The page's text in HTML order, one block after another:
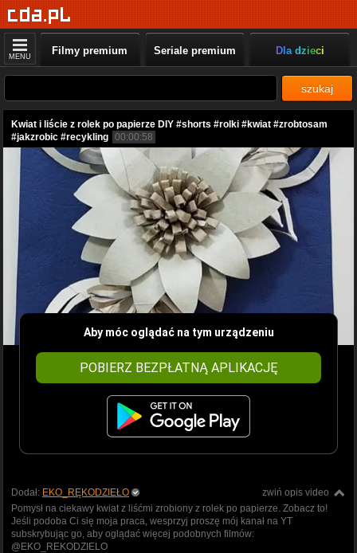
MENU Filmy premium Seriale premium Dla dzieci
szukaj
Kwiat i liście z rolek po papierze DIY #shorts #rolki #kwiat #zrobtosam
#jakzrobic #recykling 00:00:58
Aby móc oglądać na tym urządzeniu
POBIERZ BEZPŁATNĄ APLIKACJĘ
zwiń opis video
Dodał: EKO_RĘKODZIEŁO
Pomysł na ciekawy kwiat z liśćmi zrobiony z rolek po papierze. Zobacz to!
Jeśli podoba Ci się moja praca, wesprzyj proszę mój kanał na YT
subskrybując go, aby oglądać więcej podobnych filmów:
@EKO_REKODZIELO